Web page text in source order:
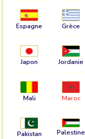
Espagne Grèce
Japon Jordanie
Mali Maroc
Pakistan Palestine